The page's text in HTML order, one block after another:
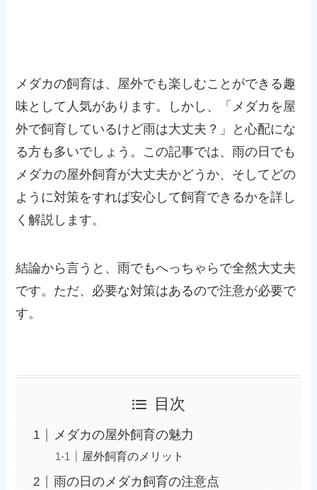
メダカの飼育は、屋外でも楽しむことができる趣
味として人気があります。しかし、「メダカを屋
外で飼育しているけど雨は大丈夫？」と心配にな
る方も多いでしょう。この記事では、雨の日でも
メダカの屋外飼育が大丈夫かどうか、そしてどの
ように対策をすれば安心して飼育できるかを詳し
く解説します。
結論から言うと、雨でもへっちゃらで全然大丈夫
です。ただ、必要な対策はあるので注意が必要で
す。
目次
メダカの屋外飼育の魅力
屋外飼育のメリット
雨の日のメダカ飼育の注意点